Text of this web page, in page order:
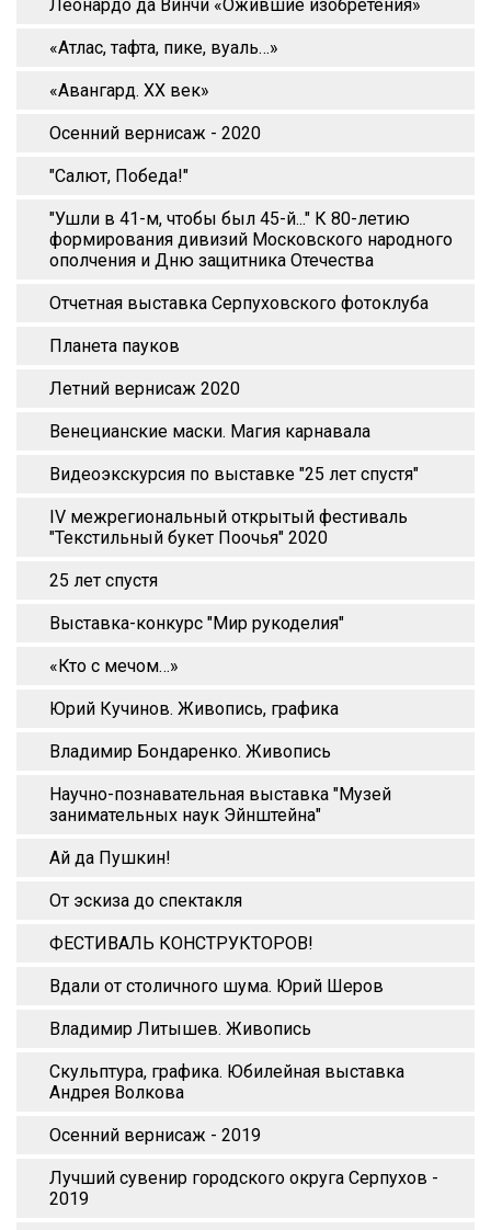
Леонардо да Винчи «Ожившие изобретения»
«Атлас, тафта, пике, вуаль…»
«Авангард. XX век»
Осенний вернисаж - 2020
"Салют, Победа!"
"Ушли в 41-м, чтобы был 45-й..." К 80-летию
формирования дивизий Московского народного
ополчения и Дню защитника Отечества
Отчетная выставка Серпуховского фотоклуба
Планета пауков
Летний вернисаж 2020
Венецианские маски. Магия карнавала
Видеоэкскурсия по выставке "25 лет спустя"
IV межрегиональный открытый фестиваль
"Текстильный букет Поочья" 2020
25 лет спустя
Выставка-конкурс "Мир рукоделия"
«Кто с мечом…»
Юрий Кучинов. Живопись, графика
Владимир Бондаренко. Живопись
Научно-познавательная выставка "Музей
занимательных наук Эйнштейна"
Ай да Пушкин!
От эскиза до спектакля
ФЕСТИВАЛЬ КОНСТРУКТОРОВ!
Вдали от столичного шума. Юрий Шеров
Владимир Литышев. Живопись
Скульптура, графика. Юбилейная выставка
Андрея Волкова
Осенний вернисаж - 2019
Лучший сувенир городского округа Серпухов -
2019